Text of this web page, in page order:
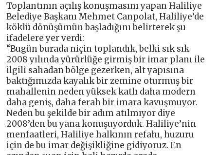
Toplantının açılış konuşmasını yapan Haliliye
Belediye Başkanı Mehmet Canpolat, Haliliye’de
köklü dönüşümün başladığını belirterek şu
ifadelere yer verdi:
“Bugün burada niçin toplandık, belki sık sık
2008 yılında yürürlüğe girmiş bir imar planı ile
ilgili sahadan bölge gezerken, alt yapısına
baktığımızda kayalık bir zemine oturmuş bir
mahallenin neden yüksek katlı daha modern
daha geniş, daha ferah bir imara kavuşmuyor.
Neden bu şekilde bir adım atılmıyor diye
2008’den bu yana konuşuyorduk. Haliliye’nin
menfaatleri, Haliliye halkının refahı, huzuru
için de bu imar değişikliğine gidiyoruz. En